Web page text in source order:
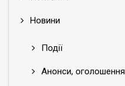
Новини
Події
Анонси, оголошення